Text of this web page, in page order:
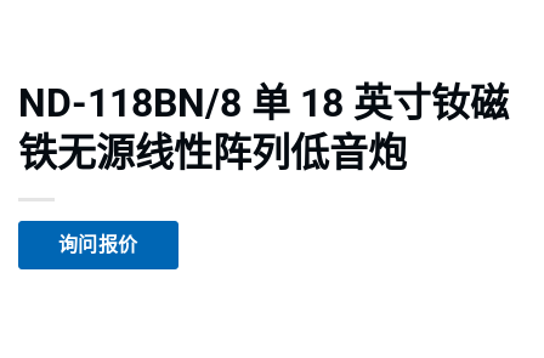
ND-118BN/8 单 18 英寸钕磁
铁无源线性阵列低音炮
询问报价